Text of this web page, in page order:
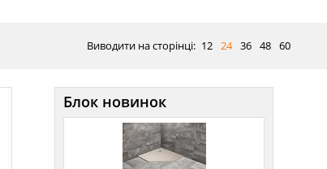
Виводити на сторінці: 12 24 36 48 60
Блок новинок